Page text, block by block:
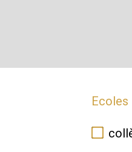
Ecoles